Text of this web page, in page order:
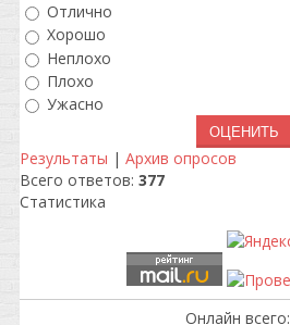
Отлично
Хорошо
Неплохо
Плохо
Ужасно
Результаты | Архив опросов
Всего ответов: 377
Статистика
Онлайн всего: